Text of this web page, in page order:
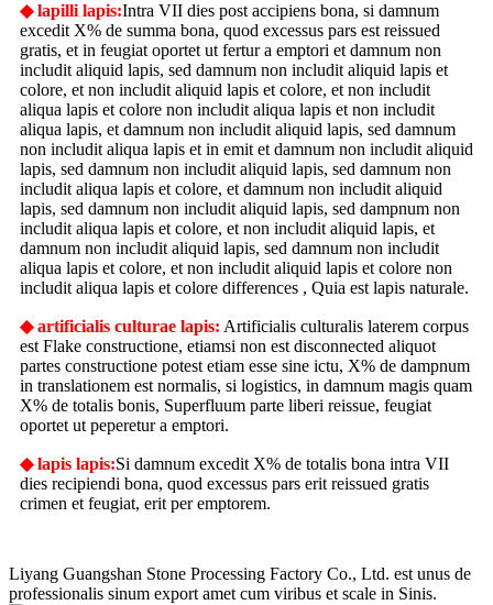
◆ lapilli lapis:Intra VII dies post accipiens bona, si damnum
excedit X% de summa bona, quod excessus pars est reissued
gratis, et in feugiat oportet ut fertur a emptori et damnum non
includit aliquid lapis, sed damnum non includit aliquid lapis et
colore, et non includit aliquid lapis et colore, et non includit
aliqua lapis et colore non includit aliqua lapis et non includit
aliqua lapis, et damnum non includit aliquid lapis, sed damnum
non includit aliqua lapis et in emit et damnum non includit aliquid
lapis, sed damnum non includit aliquid lapis, sed damnum non
includit aliqua lapis et colore, et damnum non includit aliquid
lapis, sed damnum non includit aliquid lapis, sed dampnum non
includit aliqua lapis et colore, et non includit aliquid lapis, et
damnum non includit aliquid lapis, sed damnum non includit
aliqua lapis et colore, et non includit aliquid lapis et colore non
includit aliqua lapis et colore differences , Quia est lapis naturale.
◆ artificialis culturae lapis: Artificialis culturalis laterem corpus
est Flake constructione, etiamsi non est disconnected aliquot
partes constructione potest etiam esse sine ictu, X% de dampnum
in translationem est normalis, si logistics, in damnum magis quam
X% de totalis bonis, Superfluum parte liberi reissue, feugiat
oportet ut peperetur a emptori.
◆ lapis lapis:Si damnum excedit X% de totalis bona intra VII
dies recipiendi bona, quod excessus pars erit reissued gratis
crimen et feugiat, erit per emptorem.
Liyang Guangshan Stone Processing Factory Co., Ltd. est unus de
professionalis sinum export amet cum viribus et scale in Sinis.